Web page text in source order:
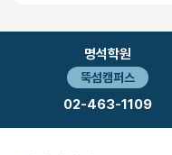
명석학원
뚝섬캠퍼스
02-463-1109